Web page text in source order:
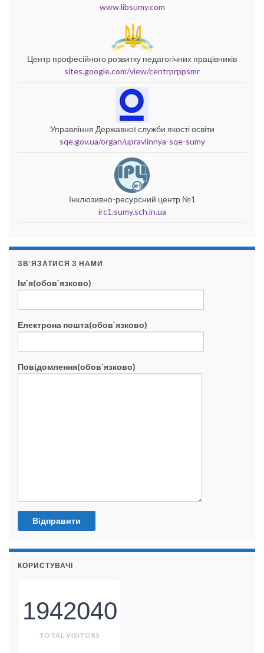
www.libsumy.com
Центр професійного розвитку педагогічних працівників
sites.google.com/view/centrprppsmr
Управління Державної служби якості освіти
sqe.gov.ua/organ/upravlinnya-sqe-sumy
Інклюзивно-ресурсний центр №1
irc1.sumy.sch.in.ua
ЗВ’ЯЗАТИСЯ З НАМИ
Ім`я(обов`язково)
Електрона пошта(обов`язково)
Повідомлення(обов`язково)
КОРИСТУВАЧІ
1942040
TOTAL VISITORS